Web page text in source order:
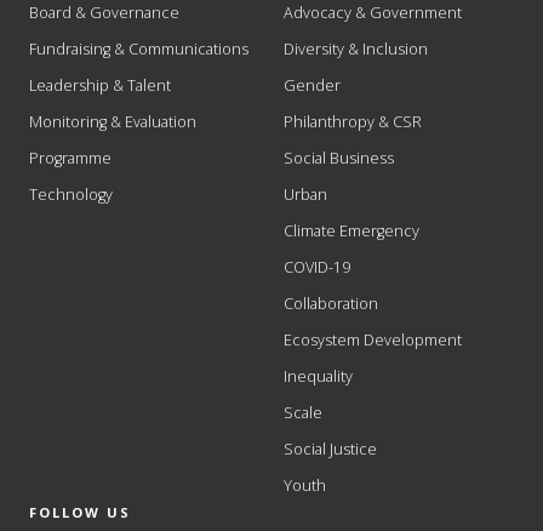
Board & Governance
Fundraising & Communications
Leadership & Talent
Monitoring & Evaluation
Programme
Technology
Advocacy & Government
Diversity & Inclusion
Gender
Philanthropy & CSR
Social Business
Urban
Climate Emergency
COVID-19
Collaboration
Ecosystem Development
Inequality
Scale
Social Justice
Youth
FOLLOW US